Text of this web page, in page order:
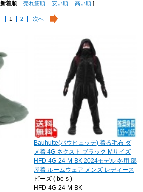
新着順 売れ筋順 安い順 高い順 ]
1 2 次へ
Bauhutte(バウヒュッテ) 着る毛布 ダ
メ着 4G ネクスト ブラック Mサイズ
HFD-4G-24-M-BK 2024モデル 冬用 部
屋着 ルームウェア メンズ レディース
ビーズ ( be-s )
HFD-4G-24-M-BK